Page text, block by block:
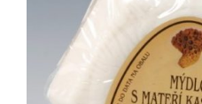
kašičkou